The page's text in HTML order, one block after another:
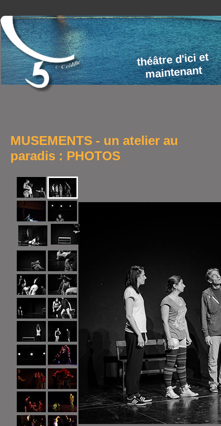
théâtre d'ici et
maintenant
MUSEMENTS - un atelier au
paradis : PHOTOS